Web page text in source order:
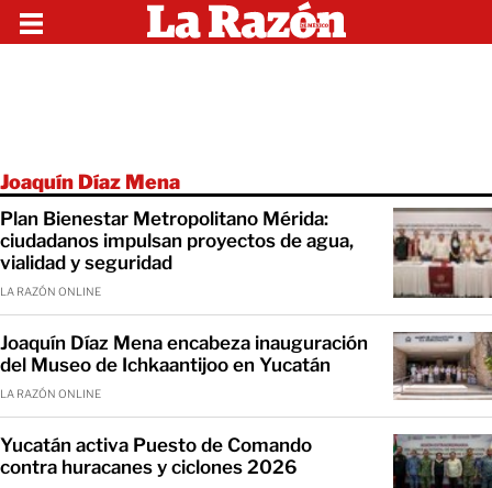
Joaquín Díaz Mena
Plan Bienestar Metropolitano Mérida:
ciudadanos impulsan proyectos de agua,
vialidad y seguridad
LA RAZÓN ONLINE
Joaquín Díaz Mena encabeza inauguración
del Museo de Ichkaantijoo en Yucatán
LA RAZÓN ONLINE
Yucatán activa Puesto de Comando
contra huracanes y ciclones 2026